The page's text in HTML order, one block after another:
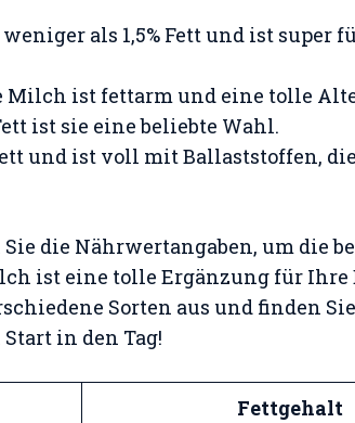
als 1,5% Fett und ist super
Milch ist fettarm und eine tolle
ist sie eine beliebte Wahl.
und ist voll mit Ballaststoffen,
die Nährwertangaben, um die
ist eine tolle Ergänzung für
Sorten aus und finden
in den Tag!
Fettgehalt